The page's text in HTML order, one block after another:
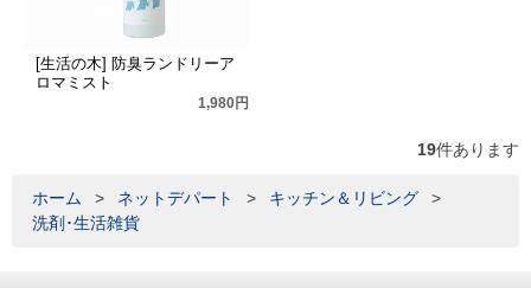
[生活の木] 防臭ランドリーア
ロマミスト
1,980円
19件あります
ホーム > ネットデパート > キッチン＆リビング
>
洗剤･生活雑貨